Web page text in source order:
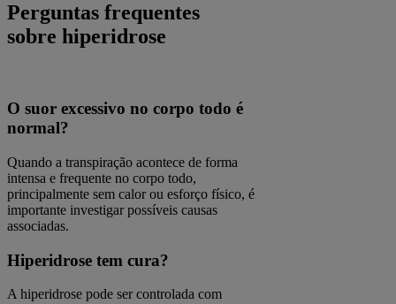
Perguntas frequentes
sobre hiperidrose
O suor excessivo no corpo todo é
normal?
Quando a transpiração acontece de forma
intensa e frequente no corpo todo,
principalmente sem calor ou esforço físico, é
importante investigar possíveis causas
associadas.
Hiperidrose tem cura?
A hiperidrose pode ser controlada com